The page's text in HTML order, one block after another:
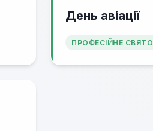
День авіації
ПРОФЕСІЙНЕ СВЯТО